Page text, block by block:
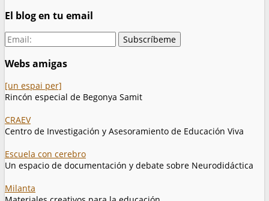
El blog en tu email
Webs amigas
[un espai per]
Rincón especial de Begonya Samit
CRAEV
Centro de Investigación y Asesoramiento de Educación Viva
Escuela con cerebro
Un espacio de documentación y debate sobre Neurodidáctica
Milanta